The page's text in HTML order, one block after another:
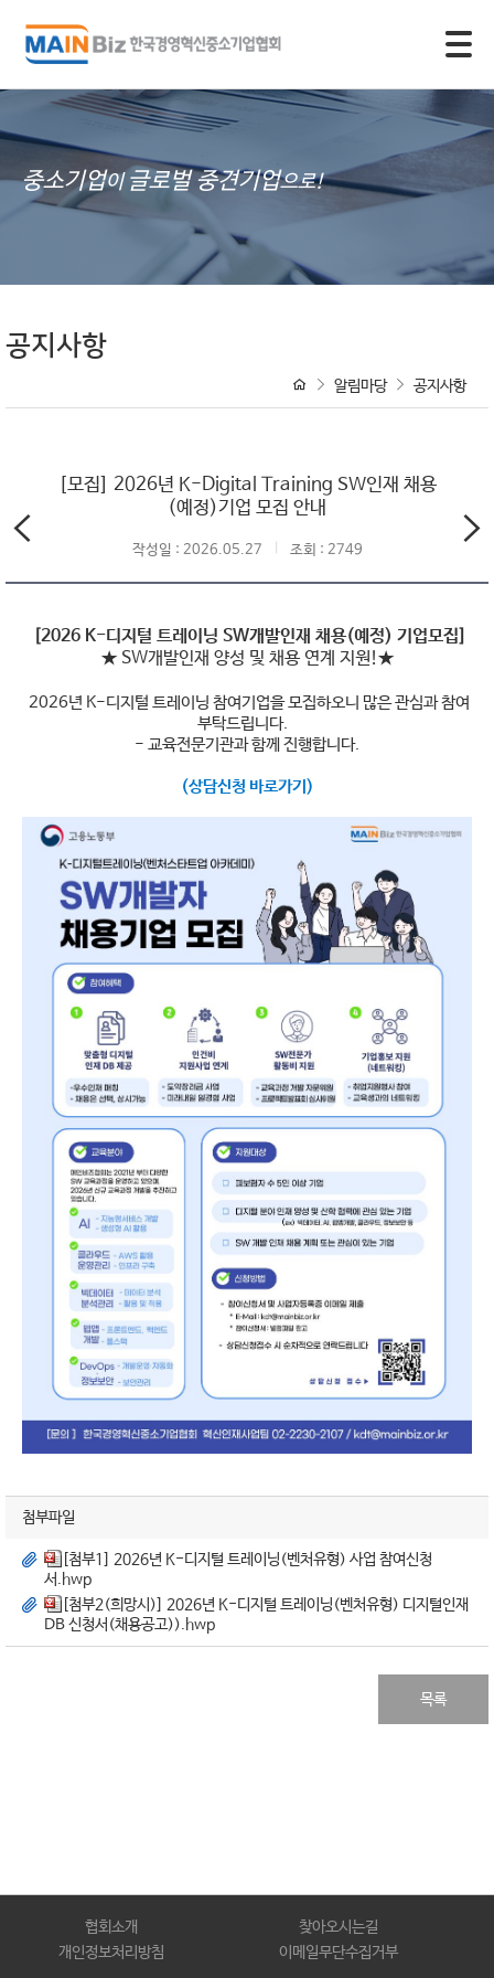
중소기업이 글로벌 중견기업으로!
공지사항
알림마당 공지사항
[모집] 2026년 K-Digital Training SW인재 채용
(예정)기업 모집 안내
작성일 : 2026.05.27 조회 : 2749
[2026 K-디지털 트레이닝 SW개발인재 채용(예정) 기업모집]
★ SW개발인재 양성 및 채용 연계 지원!★
2026년 K-디지털 트레이닝 참여기업을 모집하오니 많은 관심과 참여
부탁드립니다.
- 교육전문기관과 함께 진행합니다.
(상담신청 바로가기)
첨부파일
[첨부1] 2026년 K-디지털 트레이닝(벤처유형) 사업 참여신청
서.hwp
[첨부2(희망시)] 2026년 K-디지털 트레이닝(벤처유형) 디지털인재
DB 신청서(채용공고)).hwp
목록
협회소개
찾아오시는길
개인정보처리방침
이메일무단수집거부